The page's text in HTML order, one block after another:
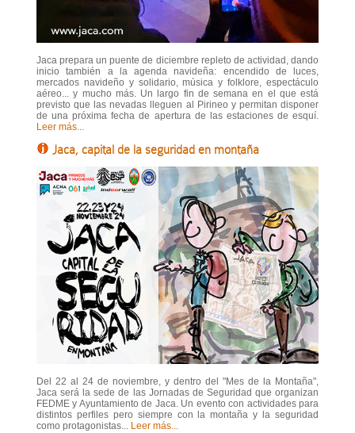
Jaca prepara un puente de diciembre repleto de actividad, dando
inicio también a la agenda navideña: encendido de luces,
mercados navideño y solidario, música y folklore, espectáculo
aéreo... y mucho más. Un largo fin de semana en el que está
previsto que las nevadas lleguen al Pirineo y permitan disponer
de una próxima fecha de apertura de las estaciones de esquí.
Leer más...
Jaca, capital de la seguridad en montaña
Del 22 al 24 de noviembre, y dentro del "Mes de la Montaña",
Jaca será la sede de las Jornadas de Seguridad que organizan
FEDME y Ayuntamiento de Jaca. Un evento con actividades para
distintos perfiles pero siempre con la montaña y la seguridad
como protagonistas... Leer más...